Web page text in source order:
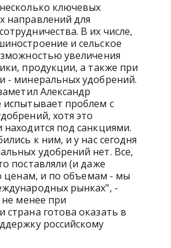
ключевых
направлений для
В их числе,
и сельское
увеличения
продукции, а также при
- минеральных удобрений.
Александр
проблем с
хотя это
находится под санкциями.
к ним, и у нас сегодня
удобрений нет. Все,
поставляли (и даже
ценам, и по объемам - мы
рынках", -
менее при
страна готова оказать в
российскому